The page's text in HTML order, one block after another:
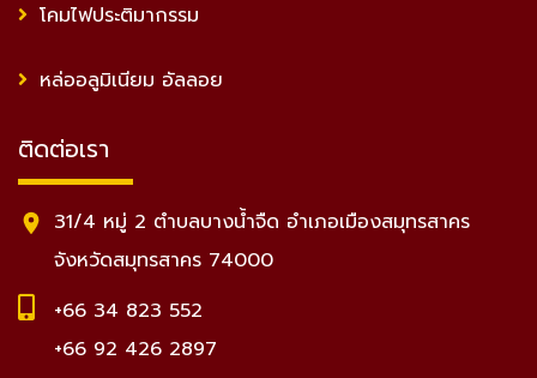
โคมไฟประติมากรรม
หล่ออลูมิเนียม อัลลอย
ติดต่อเรา
31/4 หมู่ 2 ตำบลบางน้ำจืด อำเภอเมืองสมุทรสาคร
จังหวัดสมุทรสาคร 74000
+66 34 823 552
+66 92 426 2897